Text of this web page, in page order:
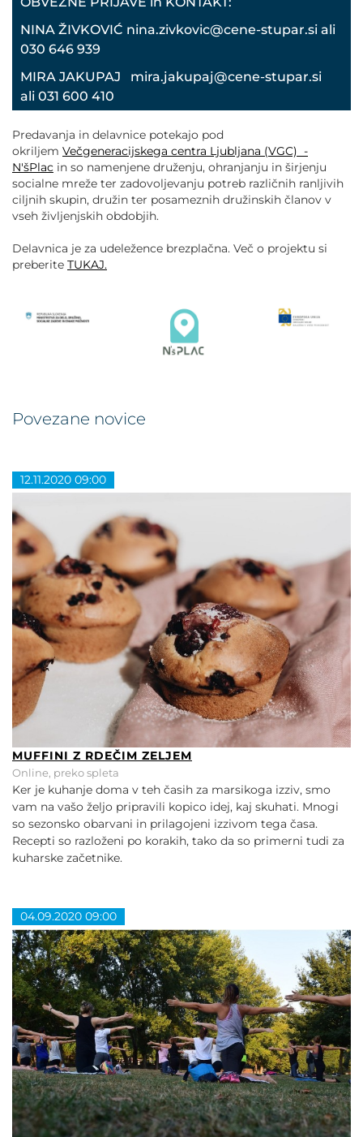
NINA ŽIVKOVIĆ nina.zivkovic@cene-stupar.si ali
030 646 939
MIRA JAKUPAJ mira.jakupaj@cene-stupar.si
ali 031 600 410
Predavanja in delavnice potekajo pod
okriljem Večgeneracijskega centra Ljubljana (VGC) -
N'šPlac in so namenjene druženju, ohranjanju in širjenju
socialne mreže ter zadovoljevanju potreb različnih ranljivih
ciljnih skupin, družin ter posameznih družinskih članov v
vseh življenjskih obdobjih.
Delavnica je za udeležence brezplačna. Več o projektu si
preberite TUKAJ.
Povezane novice
12.11.2020 09:00
MUFFINI Z RDEČIM ZELJEM
Online, preko spleta
Ker je kuhanje doma v teh časih za marsikoga izziv, smo
vam na vašo željo pripravili kopico idej, kaj skuhati. Mnogi
so sezonsko obarvani in prilagojeni izzivom tega časa.
Recepti so razloženi po korakih, tako da so primerni tudi za
kuharske začetnike.
04.09.2020 09:00